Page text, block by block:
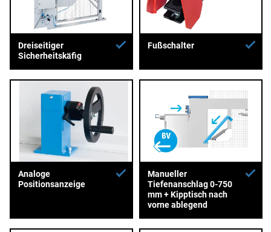
Dreiseitiger
Sicherheitskäfig
Fußschalter
Analoge
Positionsanzeige
Manueller
Tiefenanschlag 0-750
mm + Kipptisch nach
vorne ablegend